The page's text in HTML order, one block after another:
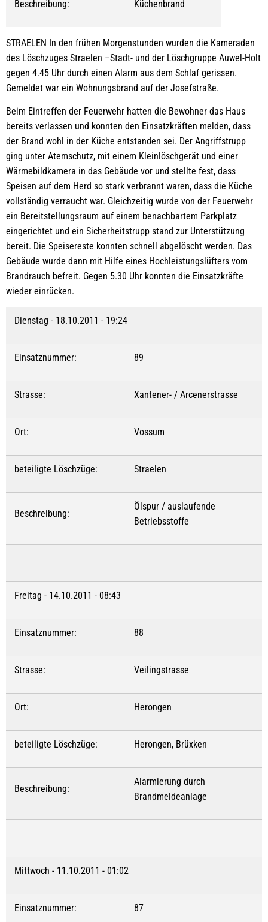
Beschreibung: Küchenbrand
STRAELEN In den frühen Morgenstunden wurden die Kameraden
des Löschzuges Straelen –Stadt- und der Löschgruppe Auwel-Holt
gegen 4.45 Uhr durch einen Alarm aus dem Schlaf gerissen.
Gemeldet war ein Wohnungsbrand auf der Josefstraße.
Beim Eintreffen der Feuerwehr hatten die Bewohner das Haus
bereits verlassen und konnten den Einsatzkräften melden, dass
der Brand wohl in der Küche entstanden sei. Der Angriffstrupp
ging unter Atemschutz, mit einem Kleinlöschgerät und einer
Wärmebildkamera in das Gebäude vor und stellte fest, dass
Speisen auf dem Herd so stark verbrannt waren, dass die Küche
vollständig verraucht war. Gleichzeitig wurde von der Feuerwehr
ein Bereitstellungsraum auf einem benachbartem Parkplatz
eingerichtet und ein Sicherheitstrupp stand zur Unterstützung
bereit. Die Speisereste konnten schnell abgelöscht werden. Das
Gebäude wurde dann mit Hilfe eines Hochleistungslüfters vom
Brandrauch befreit. Gegen 5.30 Uhr konnten die Einsatzkräfte
wieder einrücken.
Dienstag - 18.10.2011 - 19:24
Einsatznummer: 89
Strasse: Xantener- / Arcenerstrasse
Ort: Vossum
beteiligte Löschzüge: Straelen
Beschreibung:
Ölspur / auslaufende
Betriebsstoffe
Freitag - 14.10.2011 - 08:43
Einsatznummer: 88
Strasse: Veilingstrasse
Ort: Herongen
beteiligte Löschzüge: Herongen, Brüxken
Beschreibung:
Alarmierung durch
Brandmeldeanlage
Mittwoch - 11.10.2011 - 01:02
Einsatznummer: 87